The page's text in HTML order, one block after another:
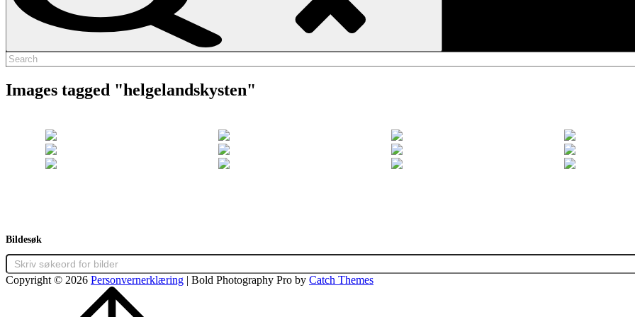
Search
for:
Images tagged "helgelandskysten"
Bildesøk
Copyright © 2026 Personvernerklæring | Bold Photography Pro by Catch Themes